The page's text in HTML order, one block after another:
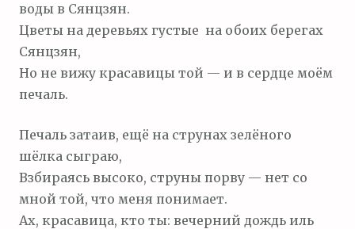
воды в Сянцзян.
Цветы на деревьях густые на обоих берегах
Сянцзян,
Но не вижу красавицы той — и в сердце моём
печаль.
Печаль затаив, ещё на струнах зелёного
шёлка сыграю,
Взбираясь высоко, струны порву — нет со
мной той, что меня понимает.
Ах, красавица, кто ты: вечерний дождь иль